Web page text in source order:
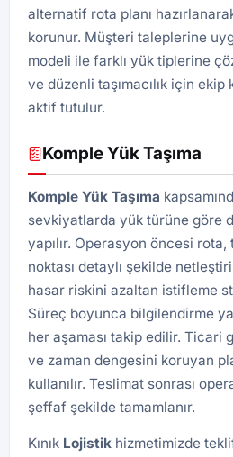
alternatif rota planı
korunur. Müşteri taleplerine
modeli ile farklı yük tiplerine
ve düzenli taşımacılık için
aktif tutulur.
Komple Yük Taşıma
Komple Yük Taşıma
sevkiyatlarda yük türüne göre
yapılır. Operasyon öncesi rota,
noktası detaylı şekilde
hasar riskini azaltan istifleme
Süreç boyunca bilgilendirme
her aşaması takip edilir. Ticari
ve zaman dengesini koruyan
kullanılır. Teslimat sonrası
şeffaf şekilde tamamlanır.
Kınık Lojistik hizmetimizde